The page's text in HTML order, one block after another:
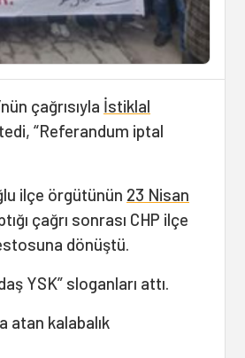
çağrısıyla İstiklal
“Referandum iptal
ilçe örgütünün 23 Nisan
çağrı sonrası CHP ilçe
dönüştü.
YSK” sloganları attı.
atan kalabalık